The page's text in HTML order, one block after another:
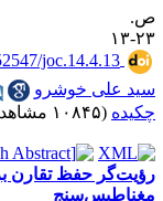
۱۳
joc.14.4.13
علی خوشرو
(۱۰۸۴۵ مشاهده)
حفظ تقارن